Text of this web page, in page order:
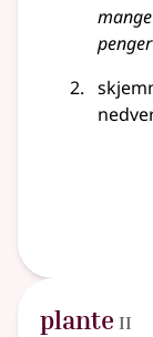
plante 2
II